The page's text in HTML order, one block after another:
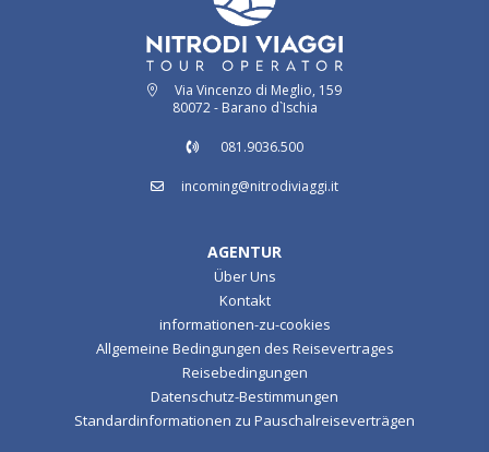
Via Vincenzo di Meglio, 159
80072 - Barano d`Ischia
081.9036.500
incoming@nitrodiviaggi.it
AGENTUR
Über Uns
Kontakt
informationen-zu-cookies
Allgemeine Bedingungen des Reisevertrages
Reisebedingungen
Datenschutz-Bestimmungen
Standardinformationen zu Pauschalreiseverträgen